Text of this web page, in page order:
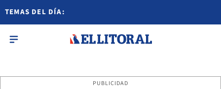
TEMAS DEL DÍA:
PUBLICIDAD